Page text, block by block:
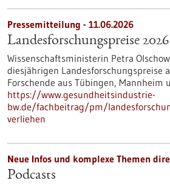
Pressemitteilung - 11.06.2026
Landesforschungspreise
Wissenschaftsministerin Petra
diesjährigen Landesforschungspreise
Forschende aus Tübingen, Mannheim
https://www.gesundheitsindustrie-
bw.de/fachbeitrag/pm/
verliehen
Neue Infos und komplexe Themen
Podcasts